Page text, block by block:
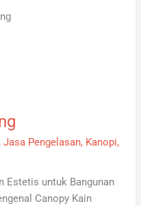
,Jasa Pengelasan, Kanopi,
Estetis untuk Bangunan
Canopy Kain